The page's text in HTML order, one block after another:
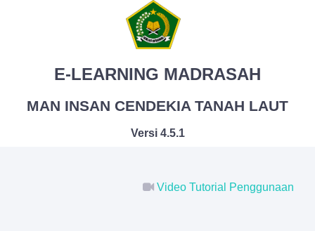
E-LEARNING MADRASAH
MAN INSAN CENDEKIA TANAH LAUT
Versi 4.5.1
Video Tutorial Penggunaan